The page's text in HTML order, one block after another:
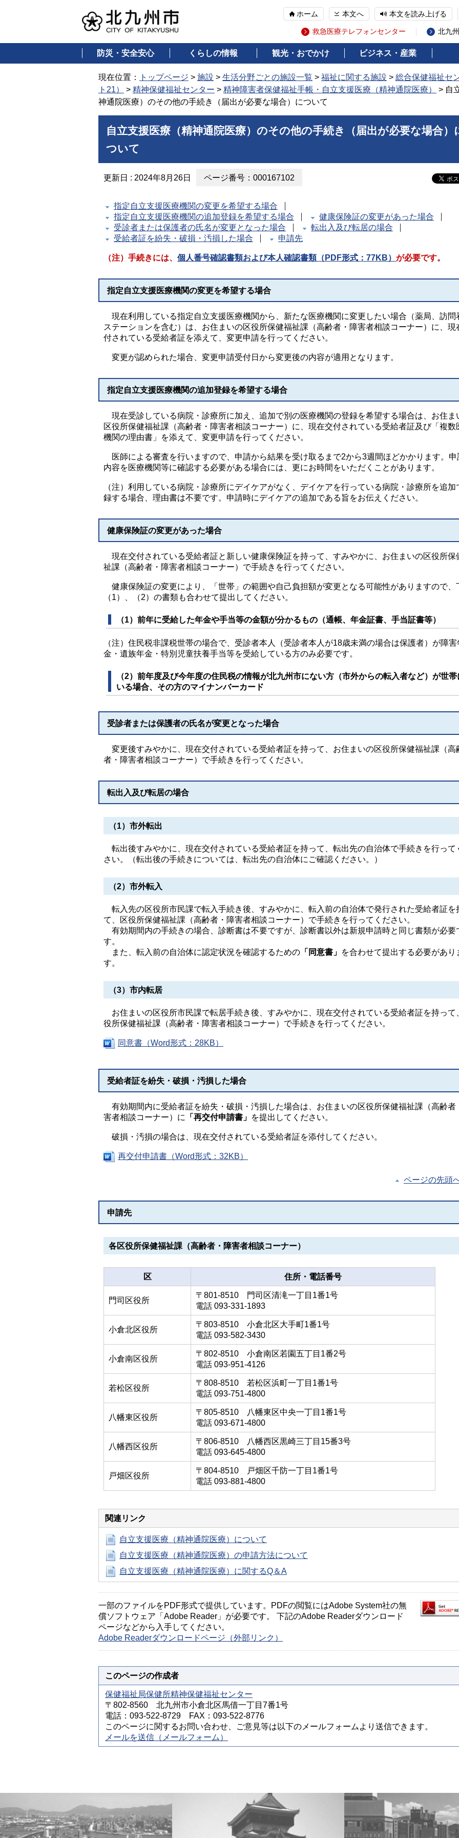
ホーム 本文へ 本文を読み上げる
救急医療テレフォンセンター 北九
防災・安全安心 くらしの情報 観光・おでかけ ビジネス・産業
現在位置： トップページ > 施設 > 生活分野ごとの施設一覧 > 福祉に関する施設 > 総合保健福祉セ
ト21）
> 精神保健福祉センター > 精神障害者保健福祉手帳・自立支援医療（精神通院医療）
> 自
神通院医療）のその他の手続き（届出が必要な場合）について
自立支援医療（精神通院医療）のその他の手続き（届出が必要な場合）
ついて
更新日 : 2024年8月26日 ページ番号：000167102
指定自立支援医療機関の変更を希望する場合
指定自立支援医療機関の追加登録を希望する場合
健康保険証の変更があった場合
受診者または保護者の氏名が変更となった場合
転出入及び転居の場合
受給者証を紛失・破損・汚損した場合
申請先
（注）手続きには、 個人番号確認書類および本人確認書類（PDF形式：77KB） が必要です。
指定自立支援医療機関の変更を希望する場合
現在利用している指定自立支援医療機関から、新たな医療機関に変更したい場合（薬局、訪問
ステーションを含む）は、お住まいの区役所保健福祉課（高齢者・障害者相談コーナー）に、現
付されている受給者証を添えて、変更申請を行ってください。
変更が認められた場合、変更申請受付日から変更後の内容が適用となります。
指定自立支援医療機関の追加登録を希望する場合
現在受診している病院・診療所に加え、追加で別の医療機関の登録を希望する場合は、お住ま
区役所保健福祉課（高齢者・障害者相談コーナー）に、現在交付されている受給者証及び「複数
機関の理由書」を添えて、変更申請を行ってください。
医師による審査を行いますので、申請から結果を受け取るまで2から3週間ほどかかります。申
内容を医療機関等に確認する必要がある場合には、更にお時間をいただくことがあります。
（注）利用している病院・診療所にデイケアがなく、デイケアを行っている病院・診療所を追加
録する場合、理由書は不要です。申請時にデイケアの追加である旨をお伝えください。
健康保険証の変更があった場合
現在交付されている受給者証と新しい健康保険証を持って、すみやかに、お住まいの区役所保
祉課（高齢者・障害者相談コーナー）で手続きを行ってください。
健康保険証の変更により、「世帯」の範囲や自己負担額が変更となる可能性がありますので、
（1）、（2）の書類も合わせて提出してください。
（1）前年に受給した年金や手当等の金額が分かるもの（通帳、年金証書、手当証書等）
（注）住民税非課税世帯の場合で、受診者本人（受診者本人が18歳未満の場合は保護者）が障害
金・遺族年金・特別児童扶養手当等を受給している方のみ必要です。
（2）前年度及び今年度の住民税の情報が北九州市にない方（市外からの転入者など）が世帯
いる場合、その方のマイナンバーカード
受診者または保護者の氏名が変更となった場合
変更後すみやかに、現在交付されている受給者証を持って、お住まいの区役所保健福祉課（高
者・障害者相談コーナー）で手続きを行ってください。
転出入及び転居の場合
（1）市外転出
転出後すみやかに、現在交付されている受給者証を持って、転出先の自治体で手続きを行って
さい。（転出後の手続きについては、転出先の自治体にご確認ください。）
（2）市外転入
転入先の区役所市民課で転入手続き後、すみやかに、転入前の自治体で発行された受給者証を
て、区役所保健福祉課（高齢者・障害者相談コーナー）で手続きを行ってください。
有効期間内の手続きの場合、診断書は不要ですが、診断書以外は新規申請時と同じ書類が必要
す。
また、転入前の自治体に認定状況を確認するための 「同意書」 を合わせて提出する必要があり
す。
（3）市内転居
お住まいの区役所市民課で転居手続き後、すみやかに、現在交付されている受給者証を持って
役所保健福祉課（高齢者・障害者相談コーナー）で手続きを行ってください。
同意書（Word形式：28KB）
受給者証を紛失・破損・汚損した場合
有効期間内に受給者証を紛失・破損・汚損した場合は、お住まいの区役所保健福祉課（高齢者
害者相談コーナー）に
「再交付申請書」 を提出してください。
破損・汚損の場合は、現在交付されている受給者証を添付してください。
再交付申請書（Word形式：32KB）
ページの先頭
申請先
各区役所保健福祉課（高齢者・障害者相談コーナー）
区 住所・電話番号
門司区役所
〒801-8510 門司区清滝一丁目1番1号
電話 093-331-1893
小倉北区役所
〒803-8510 小倉北区大手町1番1号
電話 093-582-3430
小倉南区役所
〒802-8510 小倉南区若園五丁目1番2号
電話 093-951-4126
若松区役所
〒808-8510 若松区浜町一丁目1番1号
電話 093-751-4800
八幡東区役所
〒805-8510 八幡東区中央一丁目1番1号
電話 093-671-4800
八幡西区役所
〒806-8510 八幡西区黒崎三丁目15番3号
電話 093-645-4800
戸畑区役所
〒804-8510 戸畑区千防一丁目1番1号
電話 093-881-4800
関連リンク
自立支援医療（精神通院医療）について
自立支援医療（精神通院医療）の申請方法について
自立支援医療（精神通院医療）に関するQ＆A
一部のファイルをPDF形式で提供しています。PDFの閲覧にはAdobe System社の無
償ソフトウェア「Adobe Reader」が必要です。 下記のAdobe Readerダウンロード
ページなどから入手してください。
Adobe Readerダウンロードページ（外部リンク）
このページの作成者
保健福祉局保健所精神保健福祉センター
〒802-8560 北九州市小倉北区馬借一丁目7番1号
電話：093-522-8729 FAX：093-522-8776
このページに関するお問い合わせ、ご意見等は以下のメールフォームより送信できます。
メールを送信（メールフォーム）